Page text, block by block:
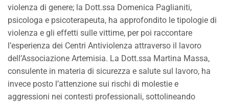
violenza di genere; la Dott.ssa Domenica Paglianiti,
psicologa e psicoterapeuta, ha approfondito le tipologie di
violenza e gli effetti sulle vittime, per poi raccontare
l’esperienza dei Centri Antiviolenza attraverso il lavoro
dell’Associazione Artemisia. La Dott.ssa Martina Massa,
consulente in materia di sicurezza e salute sul lavoro, ha
invece posto l’attenzione sui rischi di molestie e
aggressioni nei contesti professionali, sottolineando